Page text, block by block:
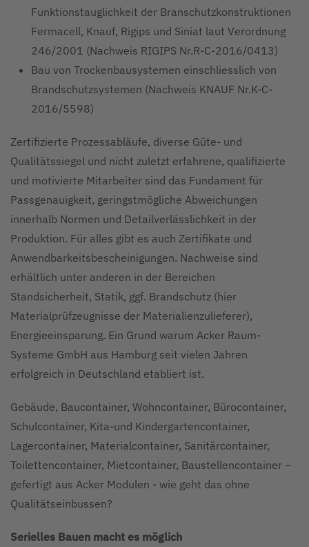
Funktionstauglichkeit der Branschutzkonstruktionen
Fermacell, Knauf, Rigips und Siniat laut Verordnung
246/2001 (Nachweis RIGIPS Nr.R-C-2016/0413)
Bau von Trockenbausystemen einschliesslich von
Brandschutzsystemen (Nachweis KNAUF Nr.K-C-
2016/5598)
Zertifizierte Prozessabläufe, diverse Güte- und
Qualitätssiegel und nicht zuletzt erfahrene, qualifizierte
und motivierte Mitarbeiter sind das Fundament für
Passgenauigkeit, geringstmögliche Abweichungen
innerhalb Normen und Detailverlässlichkeit in der
Produktion. Für alles gibt es auch Zertifikate und
Anwendbarkeitsbescheinigungen. Nachweise sind
erhältlich unter anderen in der Bereichen
Standsicherheit, Statik, ggf. Brandschutz (hier
Materialprüfzeugnisse der Materialienzulieferer),
Energieeinsparung. Ein Grund warum Acker Raum-
Systeme GmbH aus Hamburg seit vielen Jahren
erfolgreich in Deutschland etabliert ist.
Gebäude, Baucontainer, Wohncontainer, Bürocontainer,
Schulcontainer, Kita-und Kindergartencontainer,
Lagercontainer, Materialcontainer, Sanitärcontainer,
Toilettencontainer, Mietcontainer, Baustellencontainer –
gefertigt aus Acker Modulen - wie geht das ohne
Qualitätseinbussen?
Serielles Bauen macht es möglich